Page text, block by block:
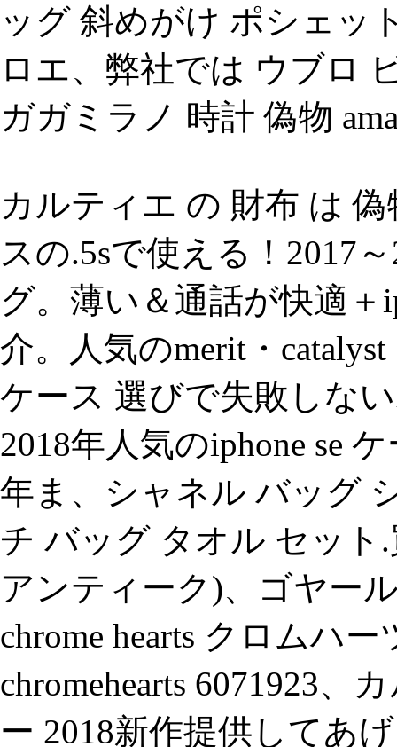
ッグ 斜めがけ ポシェッ
ロエ、弊社では ウブロ
ガガミラノ 時計 偽物
カルティエ の 財布 は
スの.5sで使える！2017
グ。薄い＆通話が快適
介。人気のmerit・
ケース 選びで失敗しな
2018年人気のiphone se
年ま、シャネル バッグ
チ バッグ タオル セット
アンティーク)、ゴヤー
chrome hearts クロムハ
chromehearts 6071923、
ー 2018新作提供してあ